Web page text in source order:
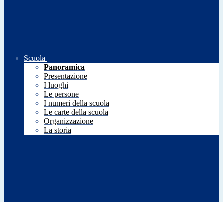
Scuola
Panoramica
Presentazione
I luoghi
Le persone
I numeri della scuola
Le carte della scuola
Organizzazione
La storia